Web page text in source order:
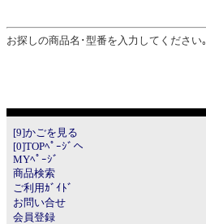
お探しの商品名･型番を入力してください｡
[9]かごを見る
[0]TOPﾍﾟｰｼﾞへ
MYﾍﾟｰｼﾞ
商品検索
ご利用ｶﾞｲﾄﾞ
お問い合せ
会員登録